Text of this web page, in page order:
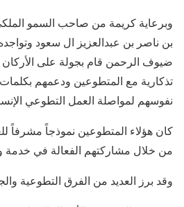
وبرعاية كريمة من صاحب السمو
بن ناصر بن عبدالعزيز ال سعود
ضيوف الرحمن قام بجولة على
تذكارية مع المتطوعين ودعمهم بكلمات
نفوسهم لمواصلة العمل التطوعي
كان هؤلاء المتطوعين نموذجاً مشرفاً
من خلال مشاركتهم الفعالة في
وقد برز العديد من الفرق التطوعية